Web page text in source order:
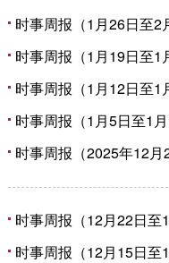
时事周报（1月26日至2
时事周报（1月19日至1
时事周报（1月12日至1
时事周报（1月5日至1月
时事周报（2025年12月
时事周报（12月22日至
时事周报（12月15日至